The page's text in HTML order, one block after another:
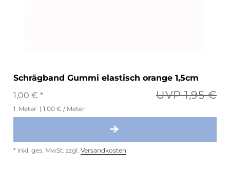
Schrägband Gummi elastisch orange 1,5cm
UVP 1,95 €
1,00 € *
1 Meter | 1,00 € / Meter
* inkl. ges. MwSt. zzgl. Versandkosten